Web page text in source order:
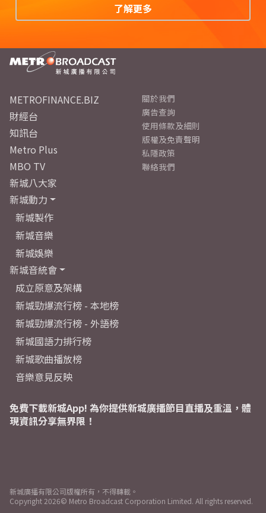
了解更多
METROFINANCE.BIZ
財經台
知訊台
Metro Plus
MBO TV
新城八大家
新城動力
新城製作
新城音樂
新城娛樂
新城音統會
成立原意及架構
新城勁爆流行榜 - 本地榜
新城勁爆流行榜 - 外語榜
新城國語力排行榜
新城歌曲播放榜
音樂意見反映
關於我們
廣告查詢
使用條款及細則
版權及免責聲明
私隱政策
聯絡我們
免費下載新城App! 為你提供新城廣播節目直播及重溫，體
現資訊分享無界限！
新城廣播有限公司版權所有，不得轉載。
Copyright 2026© Metro Broadcast Corporation Limited. All rights reserved.